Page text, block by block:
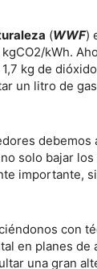
(WWF)
kWh.
kg de
un litro de
solo bajar
importante,
con
en planes de
una gran